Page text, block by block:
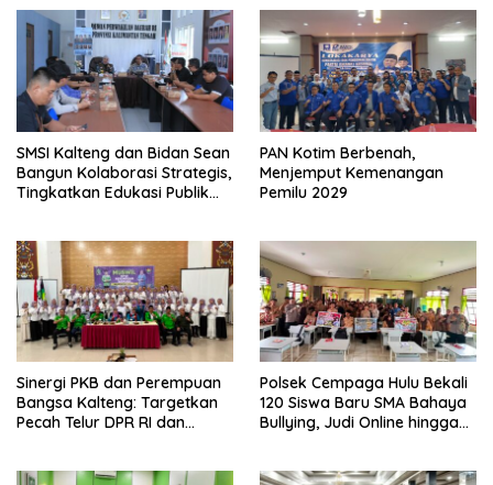
SMSI Kalteng dan Bidan Sean
Bangun Kolaborasi Strategis,
Tingkatkan Edukasi Publik
PAN Kotim Berbenah,
Menjemput Kemenangan
Pemilu 2029
Sinergi PKB dan Perempuan
Bangsa Kalteng: Targetkan
Pecah Telur DPR RI dan
Polsek Cempaga Hulu Bekali
120 Siswa Baru SMA Bahaya
Bullying, Judi Online hingga